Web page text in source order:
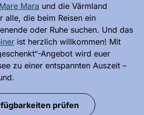
Mara und die Värmland
alle, die beim Reisen ein
oder Ruhe suchen. Und das
ist herzlich willkommen! Mit
Angebot wird euer
zu einer entspannten Auszeit –
prüfen